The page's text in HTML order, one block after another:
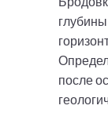
после